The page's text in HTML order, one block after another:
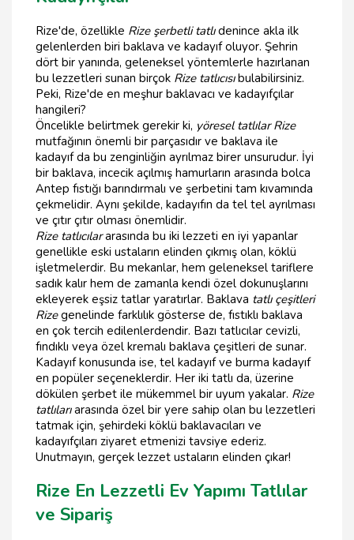
Rize'de, özellikle Rize şerbetli tatlıdenince akla ilk
gelenlerden biri baklava ve kadayıf oluyor. Şehrin
dört bir yanında, geleneksel yöntemlerle hazırlanan
bu lezzetleri sunan birçok Rize tatlıcısıbulabilirsiniz.
Peki, Rize'de en meşhur baklavacı ve kadayıfçılar
hangileri?
Öncelikle belirtmek gerekir ki, yöresel tatlılar Rize
mutfağının önemli bir parçasıdır ve baklava ile
kadayıf da bu zenginliğin ayrılmaz birer unsurudur. İyi
bir baklava, incecik açılmış hamurların arasında bolca
Antep fıstığı barındırmalı ve şerbetini tam kıvamında
çekmelidir. Aynı şekilde, kadayıfın da tel tel ayrılması
ve çıtır çıtır olması önemlidir.
Rize tatlıcılararasında bu iki lezzeti en iyi yapanlar
genellikle eski ustaların elinden çıkmış olan, köklü
işletmelerdir. Bu mekanlar, hem geleneksel tariflere
sadık kalır hem de zamanla kendi özel dokunuşlarını
ekleyerek eşsiz tatlar yaratırlar. Baklava tatlı çeşitleri
Rizegenelinde farklılık gösterse de, fıstıklı baklava
en çok tercih edilenlerdendir. Bazı tatlıcılar cevizli,
fındıklı veya özel kremalı baklava çeşitleri de sunar.
Kadayıf konusunda ise, tel kadayıf ve burma kadayıf
en popüler seçeneklerdir. Her iki tatlı da, üzerine
dökülen şerbet ile mükemmel bir uyum yakalar. Rize
tatlılarıarasında özel bir yere sahip olan bu lezzetleri
tatmak için, şehirdeki köklü baklavacıları ve
kadayıfçıları ziyaret etmenizi tavsiye ederiz.
Unutmayın, gerçek lezzet ustaların elinden çıkar!
Rize En Lezzetli Ev Yapımı Tatlılar
ve Sipariş